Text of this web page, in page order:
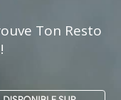
Ton Resto